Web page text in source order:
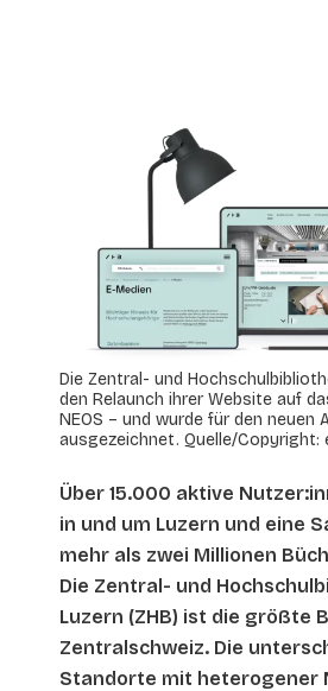
Die Zentral- und
den Relaunch ihrer Website auf
NEOS – und wurde für den
ausgezeichnet. Quelle/Copyright:
Über 15.000 aktive
in und um Luzern und eine
mehr als zwei Millionen
Die Zentral- und
Luzern (ZHB) ist die größte
Zentralschweiz. Die
Standorte mit heterogener